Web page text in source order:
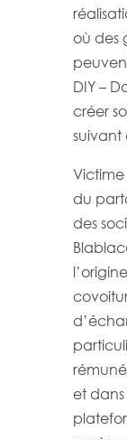
où des
DIY –
créer
suivant
Victime
du
des
et